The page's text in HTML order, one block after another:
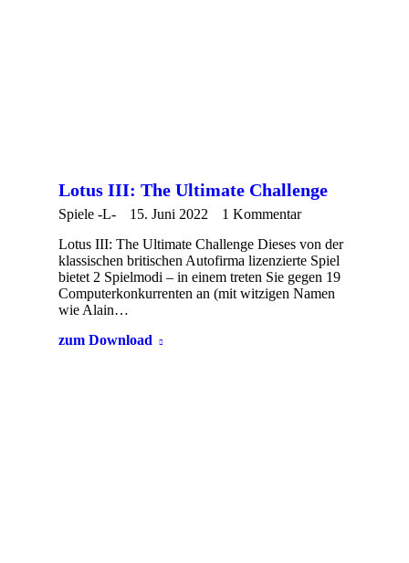
Lotus III: The Ultimate Challenge
Spiele -L- 15. Juni 2022
1 Kommentar
Lotus III: The Ultimate Challenge Dieses von der
klassischen britischen Autofirma lizenzierte Spiel
bietet 2 Spielmodi – in einem treten Sie gegen 19
Computerkonkurrenten an (mit witzigen Namen
wie Alain…
zum Download